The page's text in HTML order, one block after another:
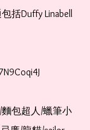
括Duffy Linabell
包超人/蠟筆小